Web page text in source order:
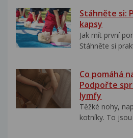
Stáhněte si:
kapsy
Jak mít první
Stáhněte si
Co pomáhá
Podpořte
lymfy
Těžké nohy,
kotníky. To jsou